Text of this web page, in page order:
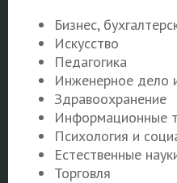
Бизнес,
Искусство
Педагогика
Инженерное дело
Здравоохранение
Информационные
Психология и
Естественные
Торговля